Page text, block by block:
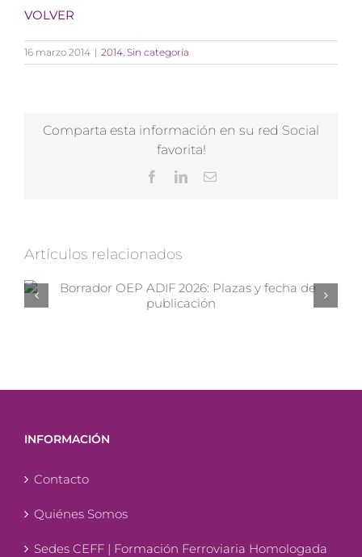
VOLVER
16 marzo 2014 | 2014 Sin categoría
Comparta esta información en su red Social
favorita!
FacebookLinkedInCorreo
Artículos relacionados
INFORMACIÓN
Contacto
Quiénes Somos
Sedes CEFF | Formación Ferroviaria Homologada